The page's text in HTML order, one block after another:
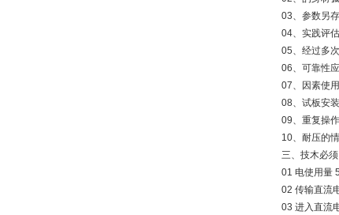
03、参数另
04、实践评
05、经过多
06、可靠性
07、因素使
08、试板安
09、重复操
10、耐压的
三、技木必须
01 电使用量
02 传输直流
03 进入直流